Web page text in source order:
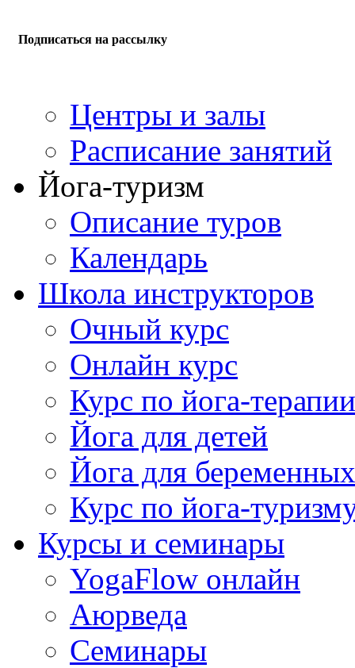
Подписаться на рассылку
Центры и залы
Расписание занятий
Йога-туризм
Описание туров
Календарь
Школа инструкторов
Очный курс
Онлайн курс
Курс по йога-терапии
Йога для детей
Йога для беременных
Курс по йога-
Курсы и семинары
YogaFlow онлайн
Аюрведа
Семинары